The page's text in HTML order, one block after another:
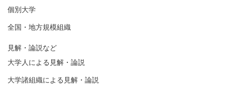
個別大学
全国・地方規模組織
見解・論説など
大学人による見解・論説
大学諸組織による見解・論説